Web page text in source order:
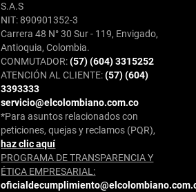
S.A.S
NIT: 890901352-3
Carrera 48 N° 30 Sur - 119, Envigado,
Antioquia, Colombia.
CONMUTADOR:(57) (604) 3315252
ATENCIÓN AL CLIENTE:(57) (604)
3393333
servicio@elcolombiano.com.co
*Para asuntos relacionados con
peticiones, quejas y reclamos (PQR),
haz clic aquí
PROGRAMA DE TRANSPARENCIA Y
ÉTICA EMPRESARIAL: